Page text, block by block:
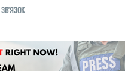
ЗВ'ЯЗОК